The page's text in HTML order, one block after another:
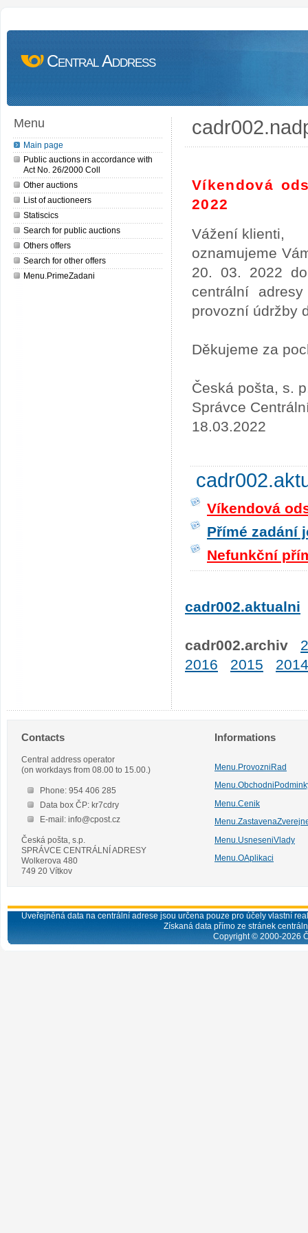
Central Address
Menu
Main page
Public auctions in accordance with
Act No. 26/2000 Coll
Other auctions
List of auctioneers
Statiscics
Search for public auctions
Others offers
Search for other offers
Menu.PrimeZadani
Víkendová
2022
Vážení klienti,
oznamujeme
20. 03. 2022
centrální
provozní údržby
Děkujeme za
Česká pošta, s.
Správce
18.03.2022
Víkendová
Přímé zadání
Nefunkční
cadr002.aktualni
cadr002.archiv
2016
2015 2014
Contacts
Central address operator
(on workdays from 08.00 to 15.00.)
Phone: 954 406 285
Data box ČP: kr7cdry
E-mail: info@cpost.cz
Česká pošta, s.p.
SPRÁVCE CENTRÁLNÍ ADRESY
Wolkerova 480
749 20 Vítkov
Informations
Menu.ProvozniRad
Menu.Cenik
Menu.UsneseniVlady
Menu.OAplikaci
Uveřejněná data na centrální adrese jsou určena pouze pro účely vlastní
Získaná data přímo ze stránek
Copyright © 2000-2026